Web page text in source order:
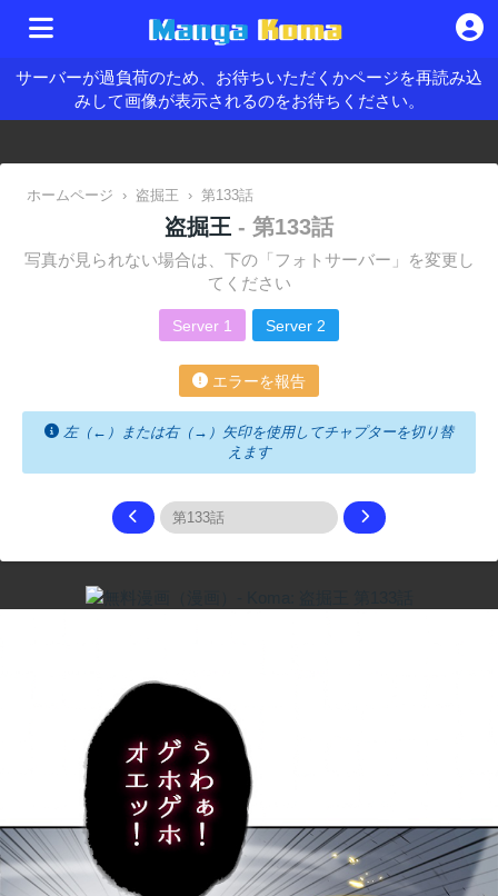
サーバーが過負荷のため、お待ちいただくかページを再読み込
みして画像が表示されるのをお待ちください。
ホームページ › 盗掘王 › 第133話
盗掘王 - 第133話
写真が見られない場合は、下の「フォトサーバー」を変更し
てください
Server 1 Server 2
エラーを報告
左（←）または右（→）矢印を使用してチャプターを切り替
えます